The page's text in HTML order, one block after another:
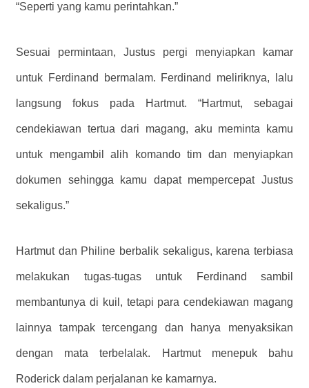
“Seperti yang kamu perintahkan.”
Sesuai permintaan, Justus pergi menyiapkan kamar
untuk Ferdinand bermalam. Ferdinand meliriknya, lalu
langsung fokus pada Hartmut. “Hartmut, sebagai
cendekiawan tertua dari magang, aku meminta kamu
untuk mengambil alih komando tim dan menyiapkan
dokumen sehingga kamu dapat mempercepat Justus
sekaligus.”
Hartmut dan Philine berbalik sekaligus, karena terbiasa
melakukan tugas-tugas untuk Ferdinand sambil
membantunya di kuil, tetapi para cendekiawan magang
lainnya tampak tercengang dan hanya menyaksikan
dengan mata terbelalak. Hartmut menepuk bahu
Roderick dalam perjalanan ke kamarnya.